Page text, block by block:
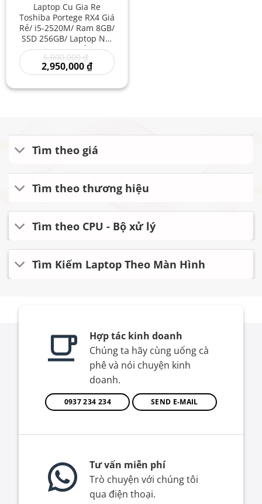
Laptop Cu Gia Re
Toshiba Portege RX4 Giá
Rẻ/ i5-2520M/ Ram 8GB/
SSD 256GB/ Laptop Nội
Địa Nhật Giá Rẻ/ Máy
Tính Cấu Hình Mạnh
6,000,000₫
gốc
là:
2,950,000₫Giá
hiện
là:
Tìm theo giá
Tìm theo thương hiệu
Tìm theo CPU - Bộ xử lý
Tìm Kiếm Laptop Theo Màn Hình
Hợp tác kinh doanh
Chúng ta hãy cùng uống cà
phê và nói chuyện kinh
doanh.
0937 234 234 SEND E-MAIL
Tư vấn miễn phí
Trò chuyện với chúng tôi
qua điện thoại.